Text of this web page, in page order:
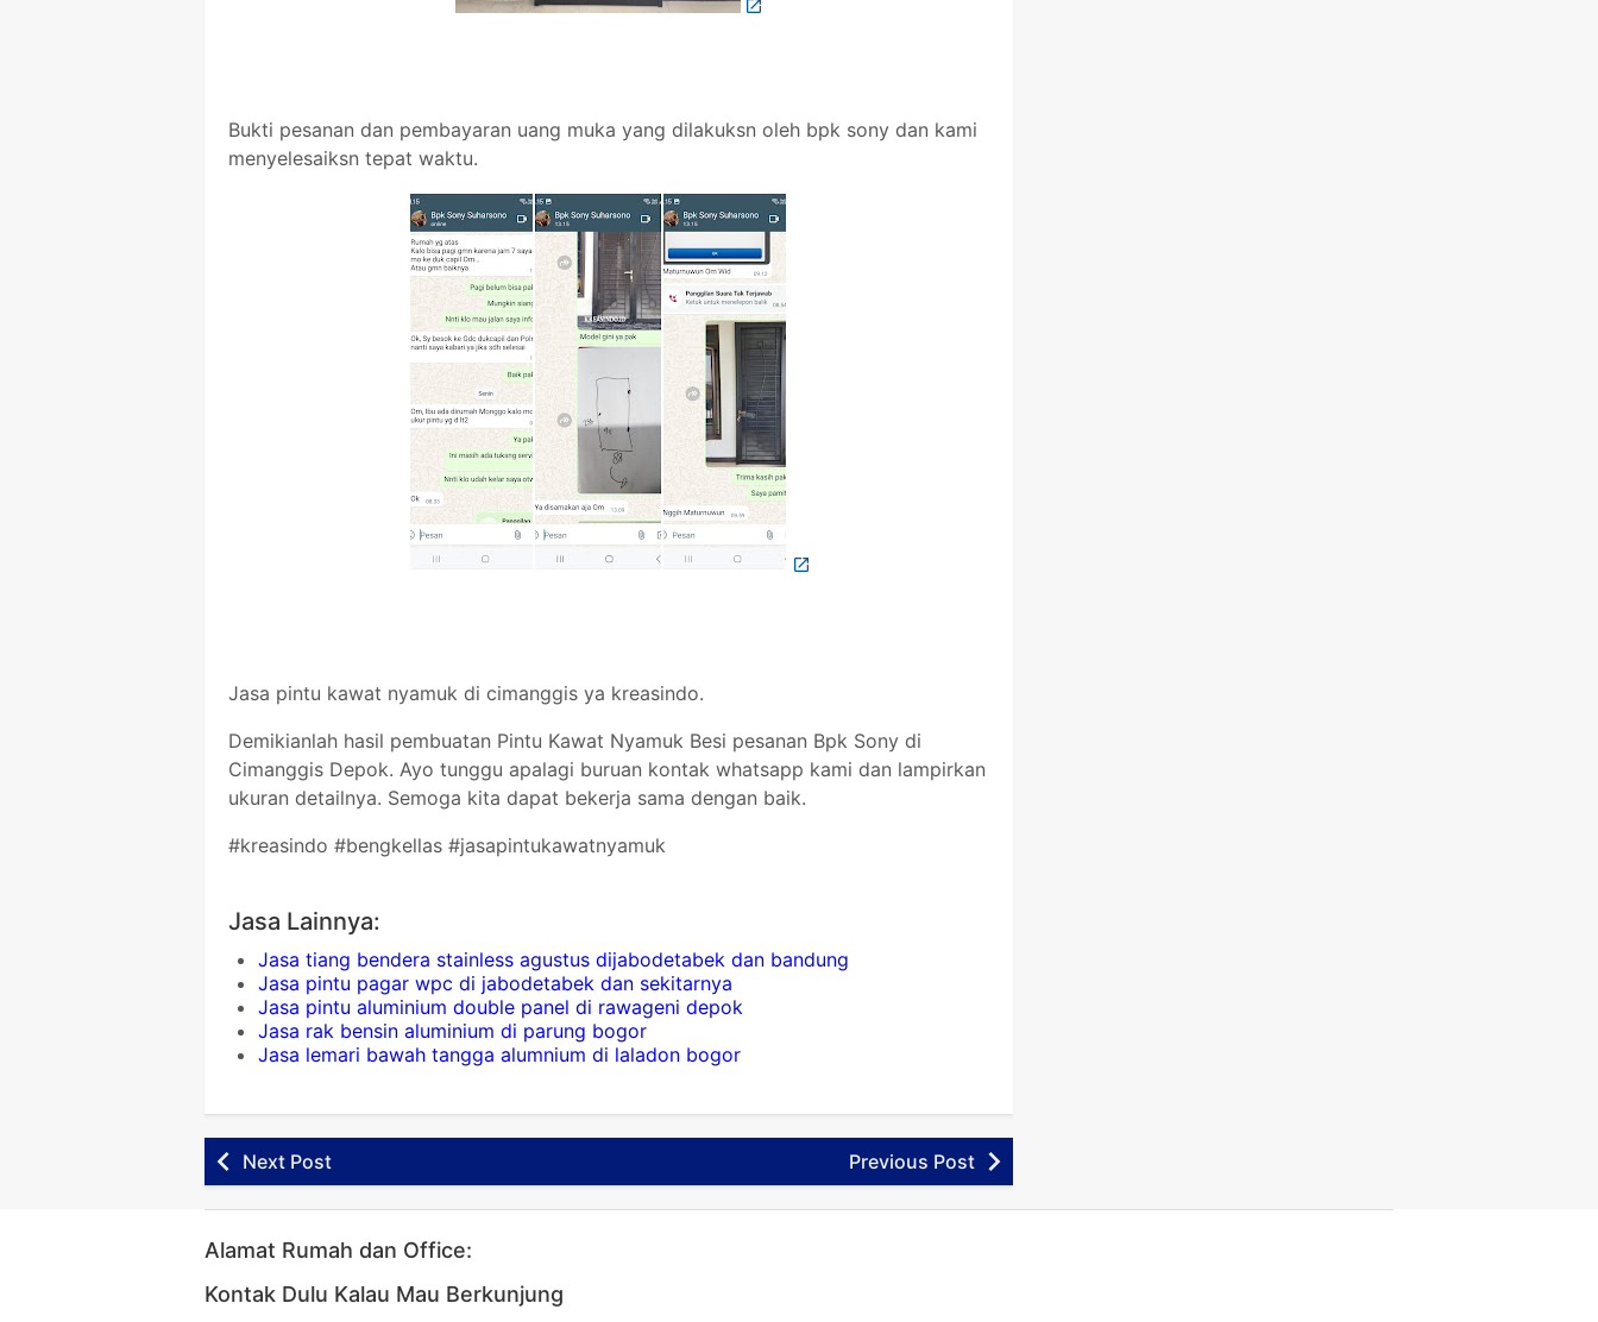
Bukti pesanan dan pembayaran uang muka yang dilakuksn oleh bpk sony dan kami
menyelesaiksn tepat waktu.
Jasa pintu kawat nyamuk di cimanggis ya kreasindo.
Demikianlah hasil pembuatan Pintu Kawat Nyamuk Besi pesanan Bpk Sony di
Cimanggis Depok. Ayo tunggu apalagi buruan kontak whatsapp kami dan lampirkan
ukuran detailnya. Semoga kita dapat bekerja sama dengan baik.
#kreasindo #bengkellas #jasapintukawatnyamuk
Jasa Lainnya:
Jasa tiang bendera stainless agustus dijabodetabek dan bandung
Jasa pintu pagar wpc di jabodetabek dan sekitarnya
Jasa pintu aluminium double panel di rawageni depok
Jasa rak bensin aluminium di parung bogor
Jasa lemari bawah tangga alumnium di laladon bogor
Next Post Previous Post
Alamat Rumah dan Office:
Kontak Dulu Kalau Mau Berkunjung